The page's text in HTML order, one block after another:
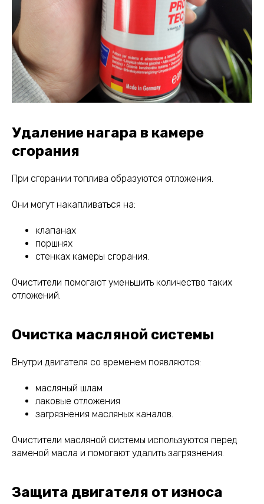
Удаление нагара в камере
сгорания
При сгорании топлива образуются отложения.
Они могут накапливаться на:
клапанах
поршнях
стенках камеры сгорания.
Очистители помогают уменьшить количество таких
отложений.
Очистка масляной системы
Внутри двигателя со временем появляются:
масляный шлам
лаковые отложения
загрязнения масляных каналов.
Очистители масляной системы используются перед
заменой масла и помогают удалить загрязнения.
Защита двигателя от износа